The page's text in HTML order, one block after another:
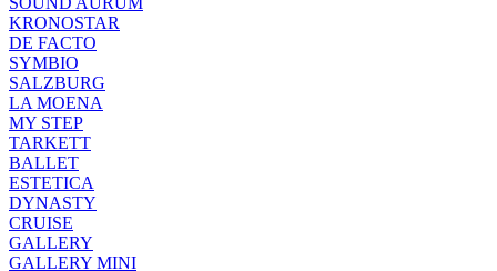
KRONOSTAR
DE FACTO
SYMBIO
SALZBURG
LA MOENA
MY STEP
TARKETT
BALLET
ESTETICA
DYNASTY
CRUISE
GALLERY
GALLERY MINI